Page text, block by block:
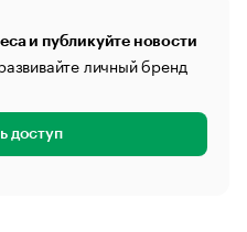
и публикуйте новости
личный бренд
доступ